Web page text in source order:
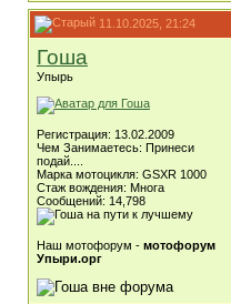
11.10.2025, 21:24
Гоша
Упырь
Регистрация: 13.02.2009
Чем Занимаетесь: Принеси
подай....
Марка мотоцикля: GSXR 1000
Стаж вождения: Многа
Сообщений: 14,798
Наш мотофорум - мотофорум
Упыри.орг